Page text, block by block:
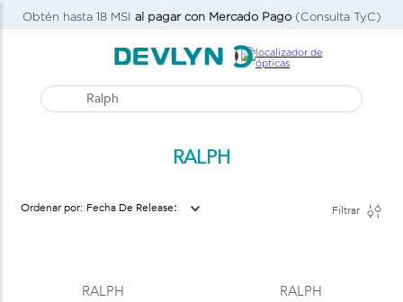
Obtén hasta 18 MSI al pagar con Mercado Pago(Consulta TyC)
Buscar...
RALPH
Fecha De Release Filtrar
RALPH RALPH